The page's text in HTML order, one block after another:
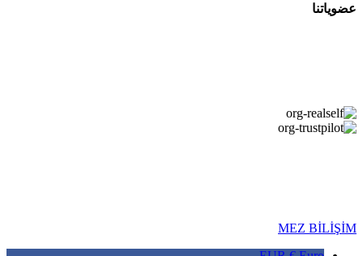
عضوياتنا
MEZ BİLİŞİM